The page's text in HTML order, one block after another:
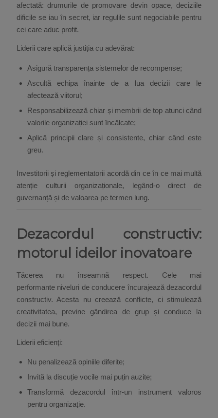
afectată: drumurile de promovare devin opace, deciziile
dificile se iau în secret, iar regulile sunt negociabile pentru
cei care aduc profit.
Liderii care aplică justiția cu adevărat:
Asigură transparența sistemelor de recompense;
Ascultă echipa înainte de a lua decizii care le
afectează viitorul;
Responsabilizează chiar și membrii de top atunci când
valorile organizației sunt încălcate;
Aplică principii clare și consistente, chiar când este
greu.
Investitorii și reglementatorii acordă din ce în ce mai multă
atenție culturii organizaționale, legând-o direct de
guvernanță și de valoarea pe termen lung.
Dezacordul constructiv:
motorul ideilor inovatoare
Tăcerea nu înseamnă respect. Cele mai
performante niveluri de conducere încurajează dezacordul
constructiv. Acesta nu creează conflicte, ci stimulează
creativitatea, previne gândirea de grup și conduce la
decizii mai bune.
Liderii eficienți:
Nu penalizează opiniile diferite;
Invită la discuție vocile mai puțin auzite;
Transformă dezacordul într-un instrument valoros
pentru organizație.